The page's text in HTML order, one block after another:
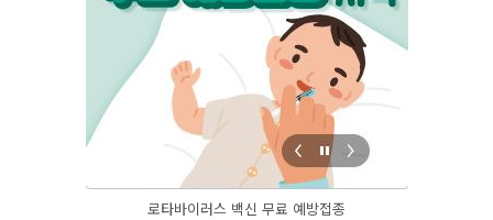
로타바이러스 백신 무료 예방접종